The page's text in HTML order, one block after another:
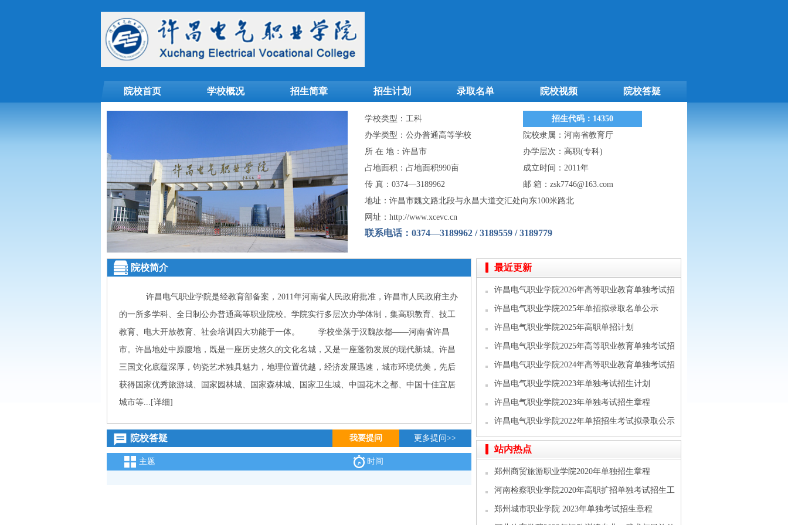
院校首页 学校概况 招生简章 招生计划 录取名单 院校视频 院校答疑
学校类型：工科
招生代码：14350
办学类型：公办普通高等学校
院校隶属：河南省教育厅
所 在 地：许昌市
办学层次：高职(专科)
占地面积：占地面积990亩
成立时间：2011年
传 真：0374—3189962
邮 箱：zsk7746@163.com
地址：许昌市魏文路北段与永昌大道交汇处向东100米路北
网址：http://www.xcevc.cn
联系电话：0374—3189962 / 3189559 / 3189779
院校简介
许昌电气职业学院是经教育部备案，2011年河南省人民政府批准，许昌市人民政府主办
的一所多学科、全日制公办普通高等职业院校。学院实行多层次办学体制，集高职教育、技工
教育、电大开放教育、社会培训四大功能于一体。 学校坐落于汉魏故都——河南省许昌
市。许昌地处中原腹地，既是一座历史悠久的文化名城，又是一座蓬勃发展的现代新城。许昌
三国文化底蕴深厚，钧瓷艺术独具魅力，地理位置优越，经济发展迅速，城市环境优美，先后
获得国家优秀旅游城、国家园林城、国家森林城、国家卫生城、中国花木之都、中国十佳宜居
城市等... [详细]
院校答疑 我要提问 更多提问>>
主题 时间
最近更新
许昌电气职业学院2026年高等职业教育单独考试招
生章程
许昌电气职业学院2025年单招拟录取名单公示
许昌电气职业学院2025年高职单招计划
许昌电气职业学院2025年高等职业教育单独考试招
生章程
许昌电气职业学院2024年高等职业教育单独考试招
生拟录取公告
许昌电气职业学院2023年单独考试招生计划
许昌电气职业学院2023年单独考试招生章程
许昌电气职业学院2022年单招招生考试拟录取公示
站内热点
郑州商贸旅游职业学院2020年单独招生章程
河南检察职业学院2020年高职扩招单独考试招生工
作章程
郑州城市职业学院 2023年单独考试招生章程